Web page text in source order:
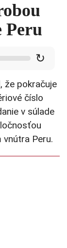
Peru
↻
že pokračuje
číslo
v súlade
Peru.